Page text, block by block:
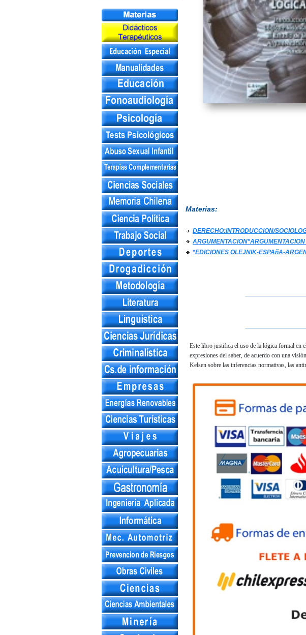
Materias:
DERECHO:INTRODUCCION/
*EDICIONES OLEJNIK-ESPAñA-
Este libro justifica el uso de la lógica formal en
expresiones del saber, de acuerdo con una
Kelsen sobre las inferencias normativas, las